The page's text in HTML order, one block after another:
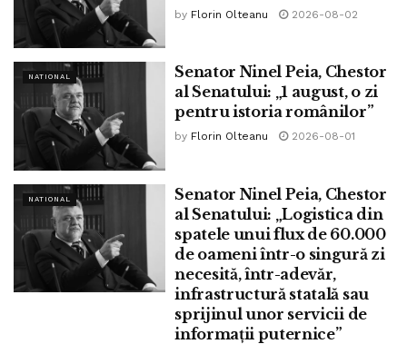
by Florin Olteanu 2026-08-02
NATIONAL
Senator Ninel Peia, Chestor
al Senatului: „1 august, o zi
pentru istoria românilor”
by Florin Olteanu 2026-08-01
NATIONAL
Senator Ninel Peia, Chestor
al Senatului: „Logistica din
spatele unui flux de 60.000
de oameni într-o singură zi
necesită, într-adevăr,
infrastructură statală sau
sprijinul unor servicii de
informații puternice”